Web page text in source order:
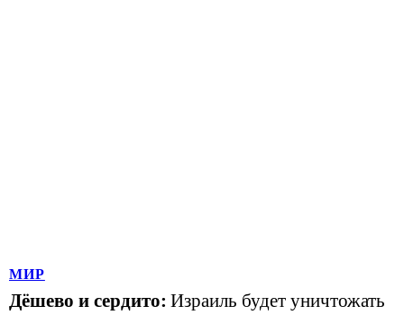
МИР
Дёшево и сердито: Израиль будет уничтожать